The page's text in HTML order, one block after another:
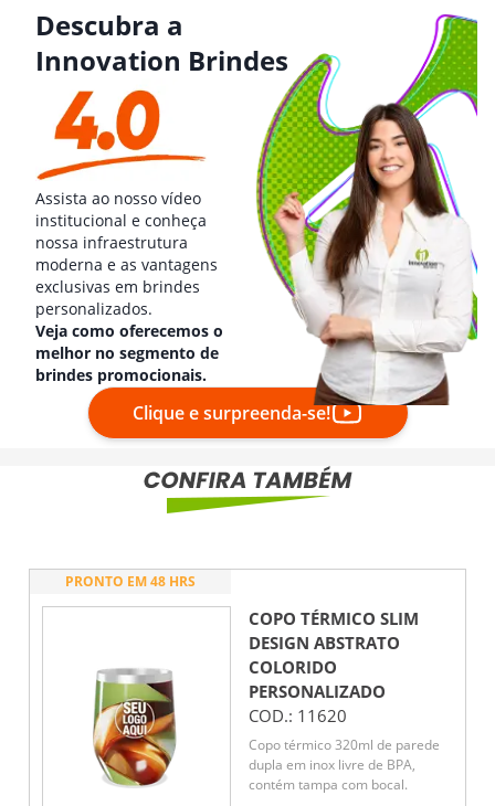
Descubra a
Innovation Brindes
Assista ao nosso vídeo
institucional e conheça
nossa infraestrutura
moderna e as vantagens
exclusivas em brindes
personalizados.
Veja como oferecemos o
melhor no segmento de
brindes promocionais.
Clique e surpreenda-se!
PRONTO EM 48 HRS
COPO TÉRMICO SLIM
DESIGN ABSTRATO
COLORIDO
PERSONALIZADO
COD.: 11620
Copo térmico 320ml de parede
dupla em inox livre de BPA,
contém tampa com bocal.